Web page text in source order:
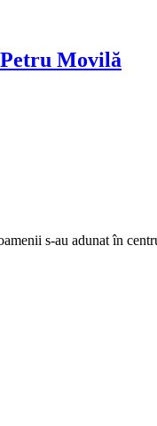
Movilă
s-au adunat în